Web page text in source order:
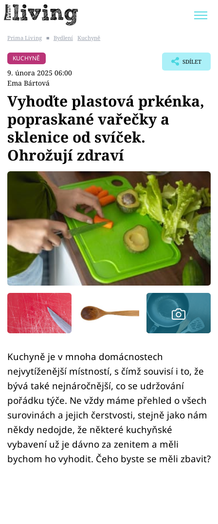
BYDLENÍ SLAVNÝCH
Témata
Bydlení
Zahrada
Design
Sledujte prima+
Přihlášení
Sledujte nás
Prima Living ■ Bydlení Kuchyně
KUCHYNĚ
9. února 2025 06:00
Ema Bártová
SDÍLET
Vyhoďte plastová prkénka,
popraskané vařečky a
sklenice od svíček.
Ohrožují zdraví
Kuchyně je v mnoha domácnostech
nejvytíženější místností, s čímž souvisí i to, že
bývá také nejnáročnější, co se udržování
pořádku týče. Ne vždy máme přehled o všech
surovinách a jejich čerstvosti, stejně jako nám
někdy nedojde, že některé kuchyňské
vybavení už je dávno za zenitem a měli
bychom ho vyhodit. Čeho byste se měli zbavit?